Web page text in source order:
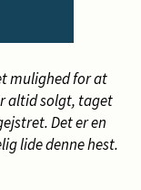
mulighed for at
altid solgt, taget
Det er en
lide denne hest.